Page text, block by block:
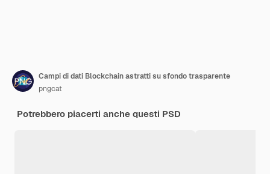
Campi di dati Blockchain astratti su sfondo trasparente
pngcat
Potrebbero piacerti anche questi PSD